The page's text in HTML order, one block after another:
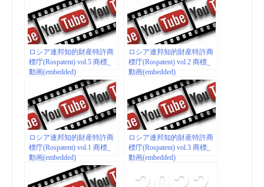
ロシア連邦知的財産特許商
標庁(Rospatent) vol.5 商標_
動画(embedded)
ロシア連邦知的財産特許商
標庁(Rospatent) vol.2 商標_
動画(embedded)
ロシア連邦知的財産特許商
標庁(Rospatent) vol.1 商標_
動画(embedded)
ロシア連邦知的財産特許商
標庁(Rospatent) vol.3 商標_
動画(embedded)